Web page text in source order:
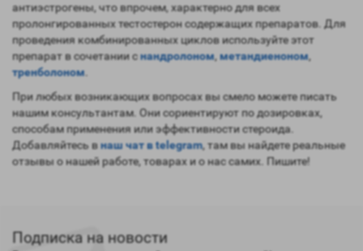
антиэстрогены, что впрочем, характерно для всех
пролонгированных тестостерон содержащих препаратов. Для
проведения комбинированных циклов используйте этот
препарат в сочетании снандролоном, метандиеноном,
тренболоном
При любых возникающих вопросах вы смело можете писать
нашим консультантам. Они сориентируют по дозировках,
способам применения или эффективности стероида.
Добавляйтесь внаш чат в telegram, там вы найдете реальные
отзывы о нашей работе, товарах и о нас самих. Пишите!
Подписка на новости